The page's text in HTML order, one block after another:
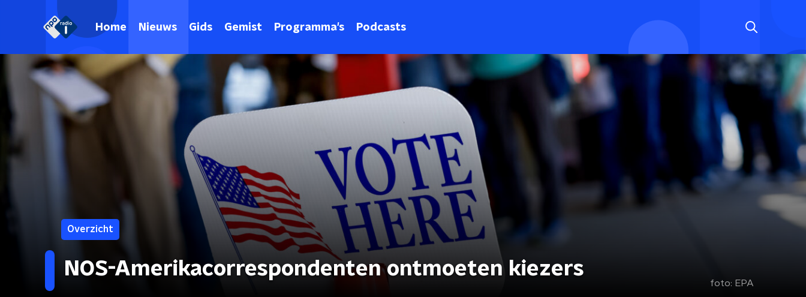
Home Nieuws Gids Gemist Programma's Podcasts
Overzicht
NOS-Amerikacorrespondenten ontmoeten kiezers
foto: EPA